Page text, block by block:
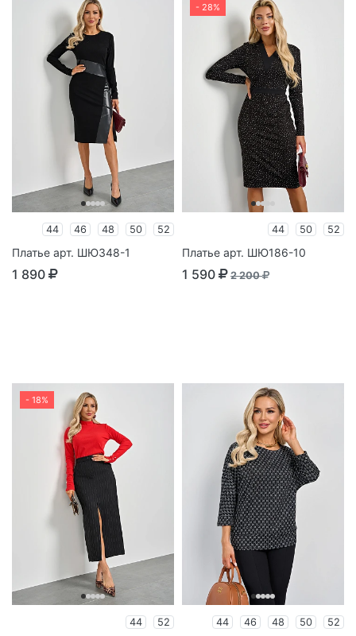
44 46 48 50 52
Платье арт. ШЮ348-1
1 890
- 28%
44 50 52
Платье арт. ШЮ186-10
1 590 2 200
- 18%
44 52 44 46 48 50 52